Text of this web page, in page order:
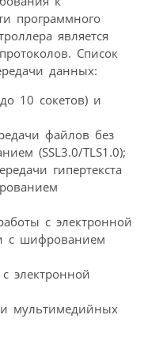
програм­много
является
Список
данных:
10 сокетов) и
файлов без
(SSL3.0/TLS1.0);
гипертекста
с электронной
с шифрованием
электронной
мультимедийных